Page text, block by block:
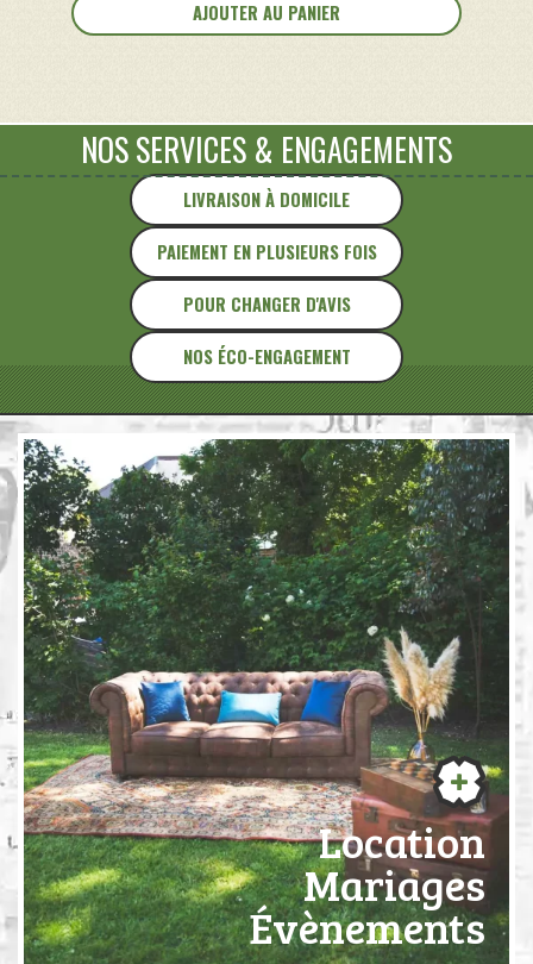
Pot
tôle
émaillée
AJOUTER AU PANIER
LIVRAISON À DOMICILE
PAIEMENT EN PLUSIEURS FOIS
NOS SERVICES & ENGAGEMENTS
POUR CHANGER D'AVIS
NOS ÉCO-ENGAGEMENT
Location
Mariages
Évènements